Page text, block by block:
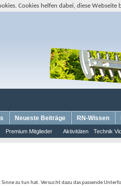
Premium Mitglieder Aktivitäten Technik
Neueste Beiträge RN-Wissen
zu tun hat. Versucht dazu das passende
Cookies helfen dabei, diese Webseite